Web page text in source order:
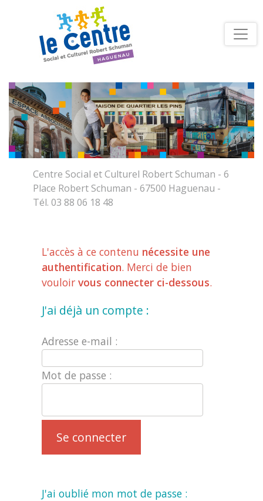
Centre Social et Culturel Robert Schuman - 6
Place Robert Schuman - 67500 Haguenau -
Tél. 03 88 06 18 48
L'accès à ce contenu nécessite une
authentification. Merci de bien
vouloir vous connecter ci-dessous.
J'ai déjà un compte :
Adresse e-mail :
Mot de passe :
J'ai oublié mon mot de passe :